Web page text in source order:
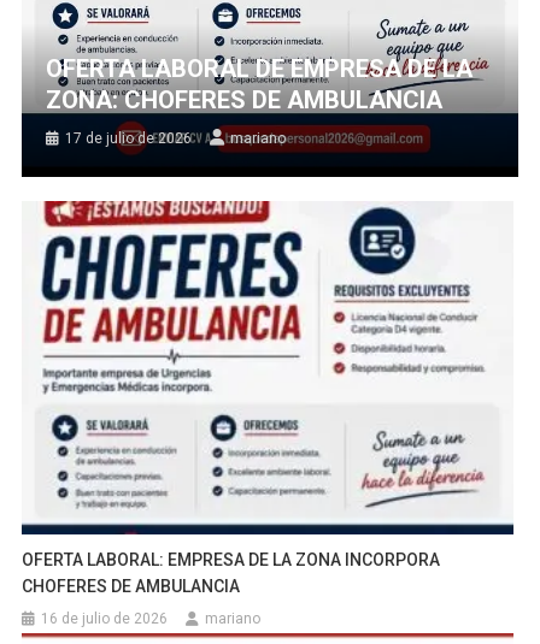
OFERTA LABORAL DE EMPRESA DE LA
ZONA: CHOFERES DE AMBULANCIA
17 de julio de 2026 mariano
OFERTA LABORAL: EMPRESA DE LA ZONA INCORPORA
CHOFERES DE AMBULANCIA
16 de julio de 2026 mariano